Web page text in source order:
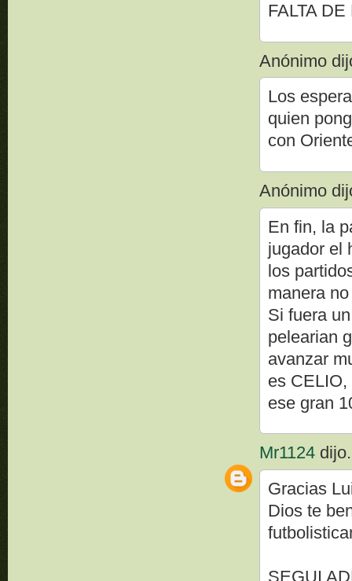
FALTA
Anónimo
Los
quien
con
Anónimo
En fin, la
jugador el
los
manera
Si fuera
pelearian
avanzar
es
ese gran
Mr1124
Gracias
Dios te
SEGUI